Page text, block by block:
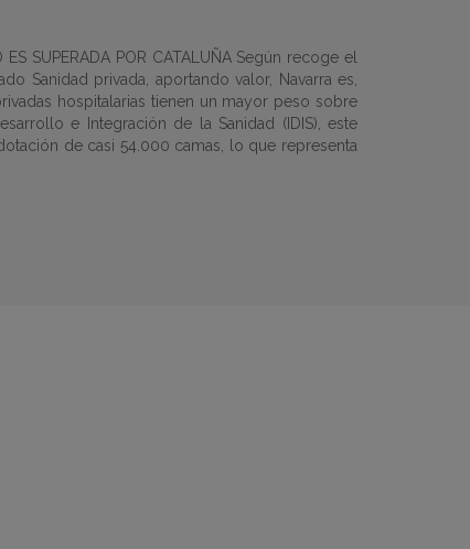
SUPERADA POR CATALUÑA Según recoge el
Sanidad privada, aportando valor, Navarra es,
hospitalarias tienen un mayor peso sobre
e Integración de la Sanidad (IDIS), este
de casi 54.000 camas, lo que representa